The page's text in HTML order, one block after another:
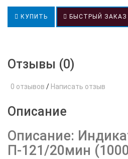
КУПИТЬ БЫСТРЫЙ ЗАКАЗ
Отзывы (0)
0 отзывов / Написать отзыв
Описание
Описание:
П-121/20мин